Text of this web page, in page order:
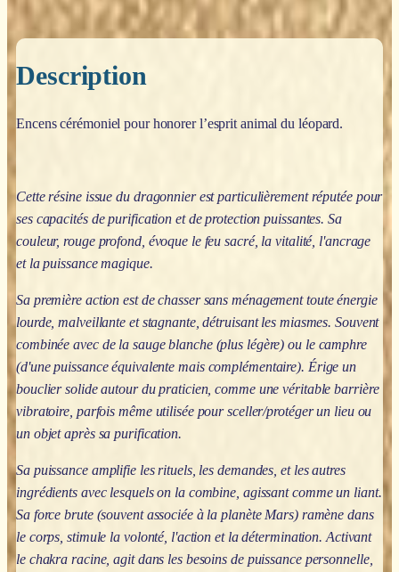
Description
Encens cérémoniel pour honorer l’esprit animal du léopard.
Cette résine issue du dragonnier est particulièrement réputée pour
ses capacités de purification et de protection puissantes. Sa
couleur, rouge profond, évoque le feu sacré, la vitalité, l'ancrage
et la puissance magique.
Sa première action est de chasser sans ménagement toute énergie
lourde, malveillante et stagnante, détruisant les miasmes. Souvent
combinée avec de la sauge blanche (plus légère) ou le camphre
(d'une puissance équivalente mais complémentaire). Érige un
bouclier solide autour du praticien, comme une véritable barrière
vibratoire, parfois même utilisée pour sceller/protéger un lieu ou
un objet après sa purification.
Sa puissance amplifie les rituels, les demandes, et les autres
ingrédients avec lesquels on la combine, agissant comme un liant.
Sa force brute (souvent associée à la planète Mars) ramène dans
le corps, stimule la volonté, l'action et la détermination. Activant
le chakra racine, agit dans les besoins de puissance personnelle,